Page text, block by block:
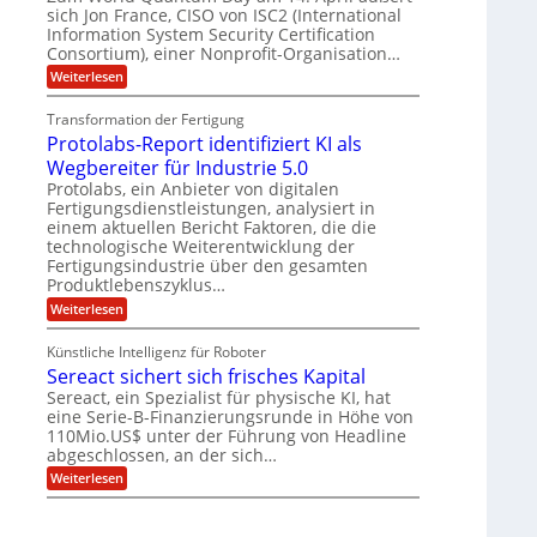
l
l
a
r
d
L
a
t
e
i
n
m
e
r
i
k
a
m
e
r
O
ff
i
e
r
e
t
e
n
z
z
e
n
t
r
u
m
f
ü
r
3
D
-
D
u
c
k
d
ä
m
p
f
e
f
ü
r
d
e
n
M
a
s
c
h
i
n
n
-
u
n
d
A
n
l
a
sich Jon France, CISO von ISC2 (International
Information System Security Certification
Consortium), einer Nonprofit-Organisation…
Weiterlesen:
P
s
t
q
u
a
n
t
e
n
k
r
y
p
o
g
r
a
f
i
e
:
f
Transformation der Fertigung
Protolabs-Report identifiziert KI als
Wegbereiter für Industrie 5.0
Protolabs, ein Anbieter von digitalen
Fertigungsdienstleistungen, analysiert in
einem aktuellen Bericht Faktoren, die die
technologische Weiterentwicklung der
Fertigungsindustrie über den gesamten
Produktlebenszyklus…
Weiterlesen:
P
o
t
o
l
a
b
s
-
R
Künstliche Intelligenz für Roboter
Sereact sichert sich frisches Kapital
Sereact, ein Spezialist für physische KI, hat
eine Serie-B-Finanzierungsrunde in Höhe von
110Mio.US$ unter der Führung von Headline
abgeschlossen, an der sich…
Weiterlesen:
S